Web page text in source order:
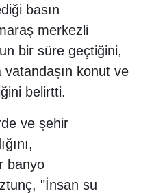
basın
merkezli
bir süre geçtiğini,
konut ve
belirtti.
ve şehir
banyo
"İnsan su